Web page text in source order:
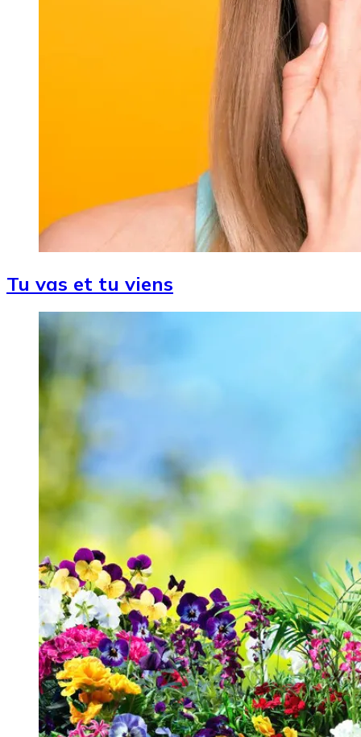
Tu vas et tu viens
Image